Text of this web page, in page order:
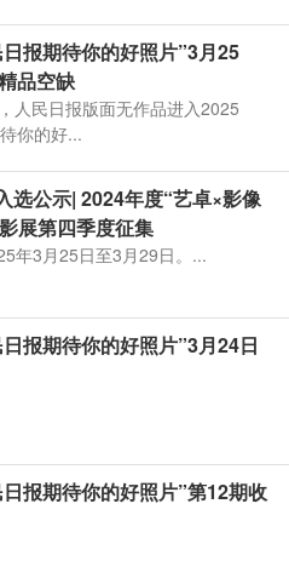
报期待你的好照片”3月25
品空缺
人民日报版面无作品进入2025
你的好...
选公示| 2024年度“艺卓×影像
展第四季度征集
年3月25日至3月29日。...
报期待你的好照片”3月24日
报期待你的好照片”第12期收